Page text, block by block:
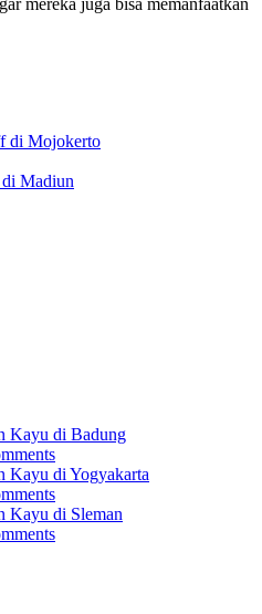
mereka juga bisa memanfaatkan
di Mojokerto
Madiun
Kayu di Badung
Kayu di Yogyakarta
Kayu di Sleman